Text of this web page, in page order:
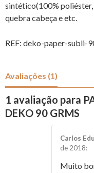
sintético(100% poliéster,
quebra cabeça e etc.
REF: deko-paper-subli-
Avaliações (1)
1 avaliação para
DEKO 90 GRMS
Carlos
de 2018:
Muito